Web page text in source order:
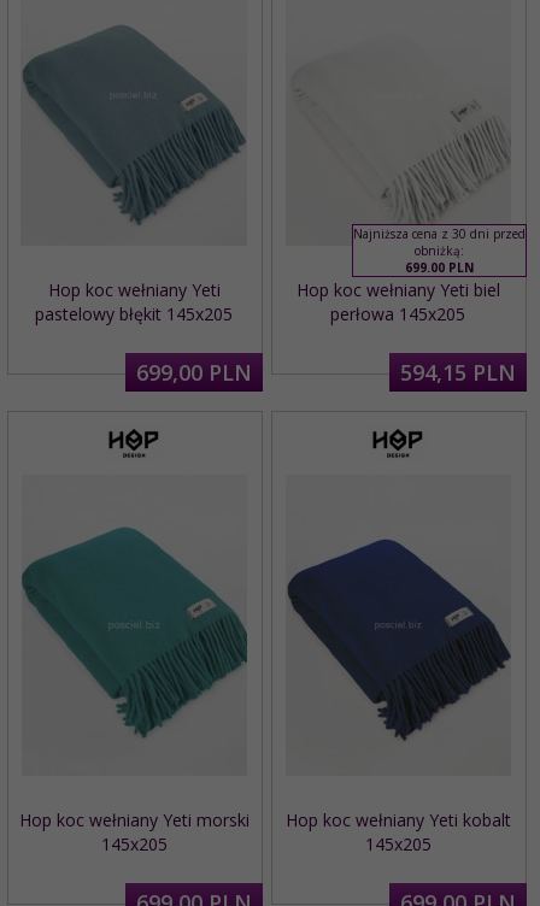
Hop koc wełniany Yeti
pastelowy błękit 145x205
699,00 PLN
Hop koc wełniany Yeti biel
perłowa 145x205
594,15 PLN
Najniższa cena z 30 dni przed
obniżką:
699.00 PLN
Hop koc wełniany Yeti morski
145x205
Hop koc wełniany Yeti kobalt
145x205